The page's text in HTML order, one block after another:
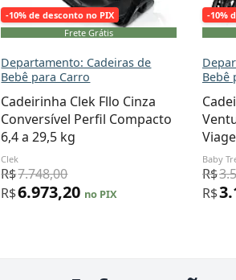
-10% de desconto no PIX
Frete Grátis
Departamento: Cadeiras de
Bebê para Carro
Cadeirinha Clek Fllo Cinza
Conversível Perfil Compacto
6,4 a 29,5 kg
Clek
R$7.748,00
R$6.973,20 no PIX
-10%
Bebê
Baby
R$
R$